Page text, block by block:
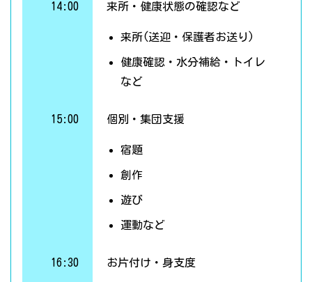
14:00 来所・健康状態の確認など
来所(送迎・保護者お送り)
健康確認・水分補給・トイレ
など
15:00 個別・集団支援
宿題
創作
遊び
運動など
16:30 お片付け・身支度